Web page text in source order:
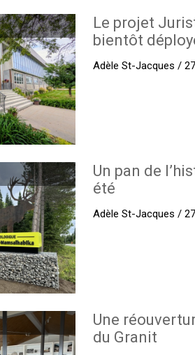
Le projet
bientôt
Adèle St-Jacques /
Un pan de
été
Adèle St-Jacques /
Une
du Granit